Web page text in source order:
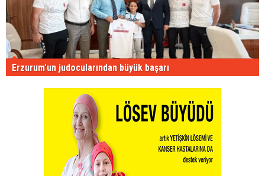
Erzurum'un judocularından büyük başarı